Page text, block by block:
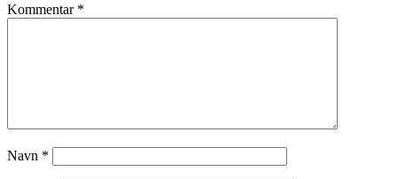
Kommentar *
Navn *